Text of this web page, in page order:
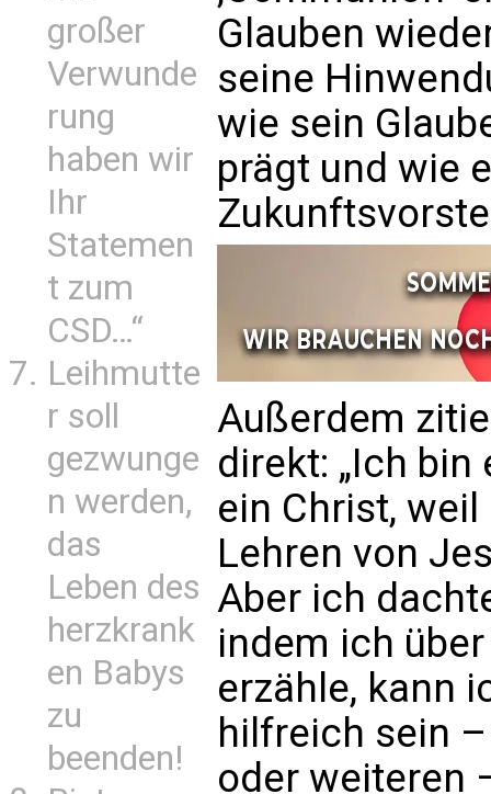
großer
Verwunde
rung
haben wir
Ihr
Statemen
t zum
CSD…“
Leihmutte
r soll
gezwunge
n werden,
das
Leben des
herzkrank
en Babys
zu
beenden!
Glauben
seine
wie sein
prägt und wie
Außerdem
direkt: „Ich
ein Christ,
Lehren von
Aber ich
indem ich
erzähle, kann
hilfreich sein
oder weiteren